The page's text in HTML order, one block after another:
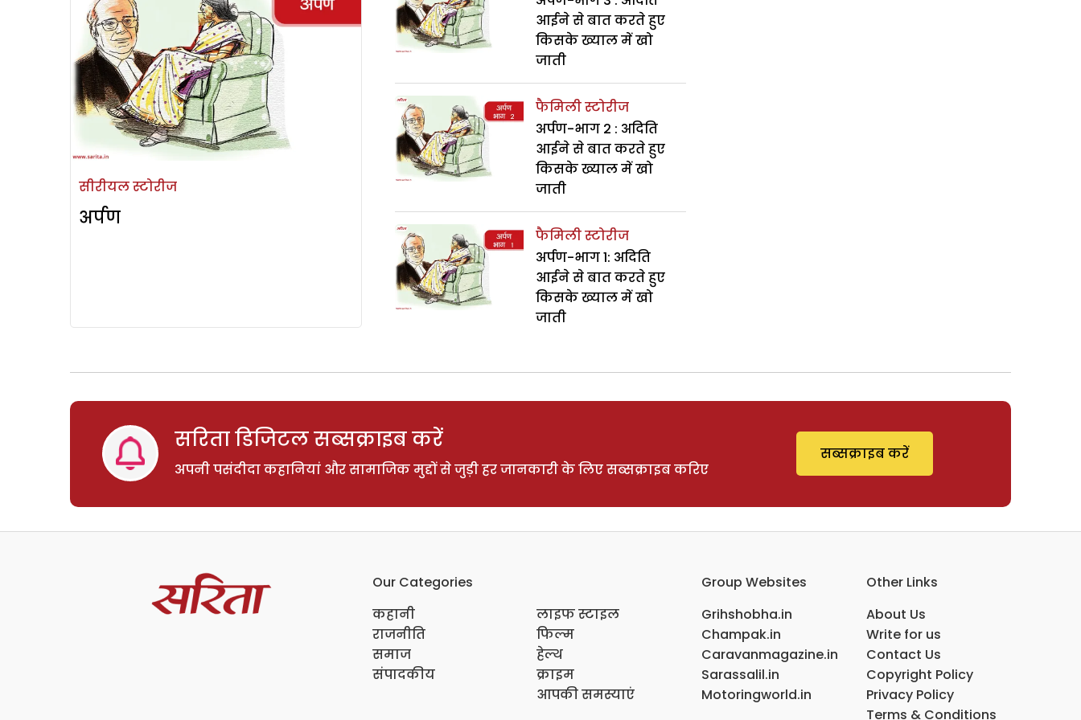
सीरीयल स्टोरीज
अर्पण
आईने से बात करते हुए
किसके ख्याल में खो
जाती
फैमिली स्टोरीज
अर्पण-भाग 2 : अदिति
आईने से बात करते हुए
किसके ख्याल में खो
जाती
फैमिली स्टोरीज
अर्पण-भाग 1: अदिति
आईने से बात करते हुए
किसके ख्याल में खो
जाती
सरिता डिजिटल सब्सक्राइब करें
अपनी पसंदीदा कहानियां और सामाजिक मुद्दों से जुड़ी हर जानकारी के लिए सब्सक्राइब करिए
सब्सक्राइब करें
Our Categories
कहानी
राजनीति
समाज
संपादकीय
लाइफ स्टाइल
फिल्म
हेल्थ
क्राइम
आपकी समस्याएं
Group Websites
Grihshobha.in
Champak.in
Caravanmagazine.in
Sarassalil.in
Motoringworld.in
Other Links
About Us
Write for us
Contact Us
Copyright Policy
Privacy Policy
Terms & Conditions